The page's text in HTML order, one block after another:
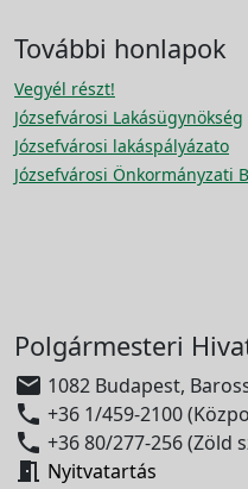
További honlapok
Vegyél részt!
Józsefvárosi Lakásügynökség
Józsefvárosi lakáspályázato
Józsefvárosi Önkormányzati
Polgármesteri
 1082 Budapest,
 +36 1/459-2100
 +36 80/277-256 (Zöld
 Nyitvatartás